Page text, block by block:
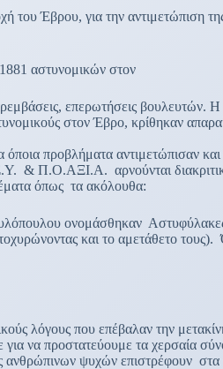
του Έβρου, για την αντιμετώπιση
αστυνομικών στον
επερωτήσεις βουλευτών.
στον Έβρο, κρίθηκαν
προβλήματα αντιμετώπισαν
& Π.Ο.ΑΞΙ.Α. αρνούνται
όπως τα ακόλουθα:
ονομάσθηκαν
και το αμετάθετο τους).
λόγους που επέβαλαν την
να προστατεύουμε τα χερσαία
ψυχών επιστρέφουν στα